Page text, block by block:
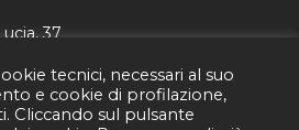
37
tecnici, necessari al suo
e cookie di profilazione,
Cliccando sul pulsante